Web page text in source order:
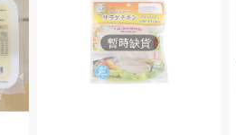
暫時缺貨